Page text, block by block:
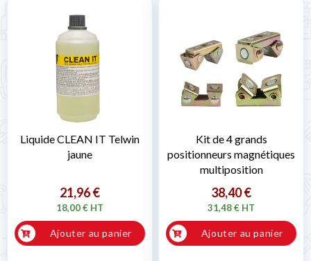
Liquide CLEAN IT Telwin
jaune
21,96 €
18,00 € HT
Ajouter au panier
Kit de 4 grands
positionneurs magnétiques
multiposition
38,40 €
31,48 € HT
Ajouter au panier